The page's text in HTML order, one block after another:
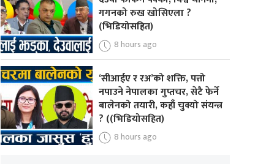
गगनको रुख खोसिएला ?
(भिडियोसहित)
8 hours ago
‘सीआईए र रअ’को शक्ति, पत्तो
नपाउने नेपालका गुप्तचर, सेटै फेर्ने
बालेनको तयारी, कहाँ चुक्यो संयन्त्र
? ((भिडियोसहित)
8 hours ago